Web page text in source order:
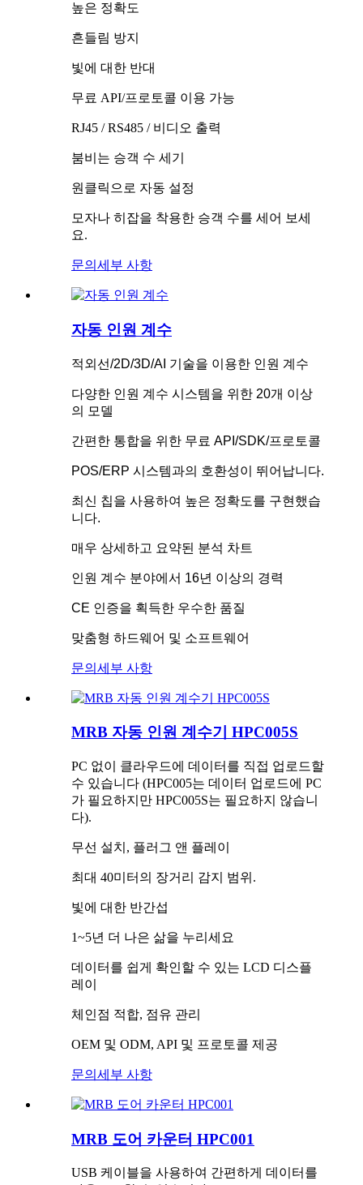
높은 정확도
흔들림 방지
빛에 대한 반대
무료 API/프로토콜 이용 가능
RJ45 / RS485 / 비디오 출력
붐비는 승객 수 세기
원클릭으로 자동 설정
모자나 히잡을 착용한 승객 수를 세어 보세
요.
문의 세부 사항
자동 인원 계수
적외선/2D/3D/AI 기술을 이용한 인원 계수
다양한 인원 계수 시스템을 위한 20개 이상
의 모델
간편한 통합을 위한 무료 API/SDK/프로토콜
POS/ERP 시스템과의 호환성이 뛰어납니다.
최신 칩을 사용하여 높은 정확도를 구현했습
니다.
매우 상세하고 요약된 분석 차트
인원 계수 분야에서 16년 이상의 경력
CE 인증을 획득한 우수한 품질
맞춤형 하드웨어 및 소프트웨어
문의 세부 사항
MRB 자동 인원 계수기 HPC005S
PC 없이 클라우드에 데이터를 직접 업로드할
수 있습니다 (HPC005는 데이터 업로드에 PC
가 필요하지만 HPC005S는 필요하지 않습니
다).
무선 설치, 플러그 앤 플레이
최대 40미터의 장거리 감지 범위.
빛에 대한 반간섭
1~5년 더 나은 삶을 누리세요
데이터를 쉽게 확인할 수 있는 LCD 디스플
레이
체인점 적합, 점유 관리
OEM 및 ODM, API 및 프로토콜 제공
문의 세부 사항
MRB 도어 카운터 HPC001
USB 케이블을 사용하여 간편하게 데이터를